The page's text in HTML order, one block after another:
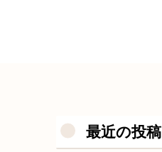
最近の投稿